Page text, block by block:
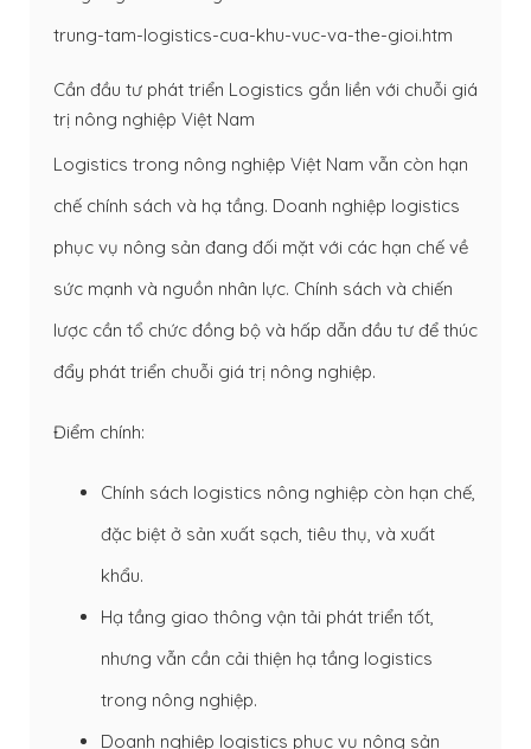
trung-tam-logistics-cua-khu-vuc-va-the-gioi.htm
Cần đầu tư phát triển Logistics gắn liền với chuỗi giá
trị nông nghiệp Việt Nam
Logistics trong nông nghiệp Việt Nam vẫn còn hạn
chế chính sách và hạ tầng. Doanh nghiệp logistics
phục vụ nông sản đang đối mặt với các hạn chế về
sức mạnh và nguồn nhân lực. Chính sách và chiến
lược cần tổ chức đồng bộ và hấp dẫn đầu tư để thúc
đẩy phát triển chuỗi giá trị nông nghiệp.
Điểm chính:
Chính sách logistics nông nghiệp còn hạn chế,
đặc biệt ở sản xuất sạch, tiêu thụ, và xuất
khẩu.
Hạ tầng giao thông vận tải phát triển tốt,
nhưng vẫn cần cải thiện hạ tầng logistics
trong nông nghiệp.
Doanh nghiệp logistics phục vụ nông sản